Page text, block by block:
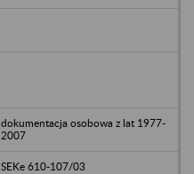
dokumentacja osobowa z lat 1977-
2007
SEKe 610-107/03